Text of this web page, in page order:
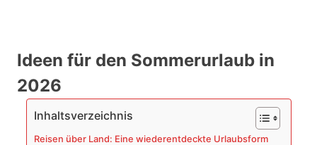
Ideen für den Sommerurlaub in
2026
Inhaltsverzeichnis
Reisen über Land: Eine wiederentdeckte Urlaubsform